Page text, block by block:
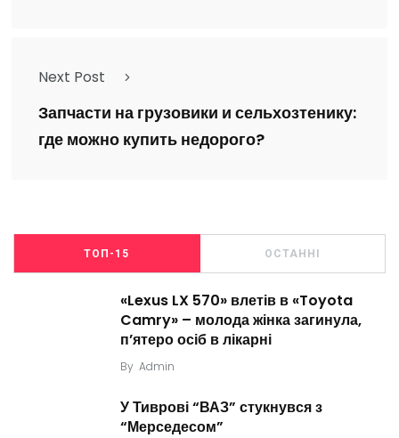
Next Post
Запчасти на грузовики и сельхозтенику:
где можно купить недорого?
ТОП-15 ОСТАННІ
«Lexus LX 570» влетів в «Toyota
Camry» – молода жінка загинула,
п’ятеро осіб в лікарні
By Admin
У Тиврові “ВАЗ” стукнувся з
“Мерседесом”